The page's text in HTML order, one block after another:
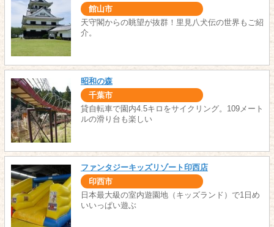
館山市
天守閣からの眺望が抜群！里見八犬伝の世界もご紹
介。
昭和の森
千葉市
貸自転車で園内4.5キロをサイクリング。109メート
ルの滑り台も楽しい
ファンタジーキッズリゾート印西店
印西市
日本最大級の室内遊園地（キッズランド）で1日め
いいっぱい遊ぶ